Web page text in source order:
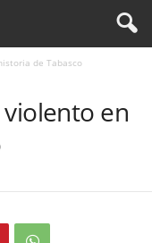
de Tabasco
en